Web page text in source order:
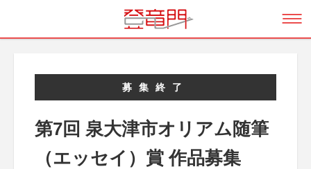
募集終了
第7回 泉大津市オリアム随筆
（エッセイ）賞 作品募集